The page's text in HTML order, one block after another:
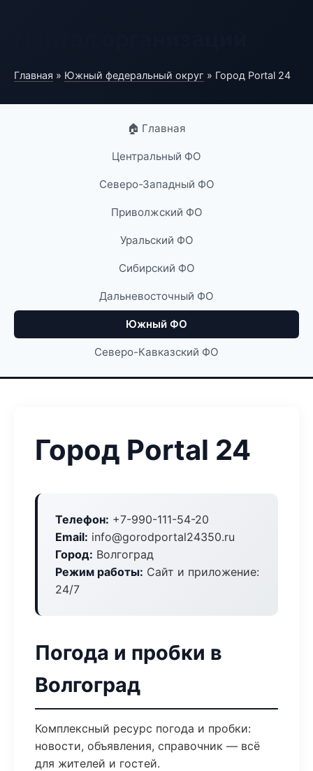
Главная » Южный федеральный округ » Город Portal 24
🏠 Главная
Центральный ФО
Северо-Западный ФО
Приволжский ФО
Уральский ФО
Сибирский ФО
Дальневосточный ФО
Южный ФО
Северо-Кавказский ФО
Город Portal 24
Телефон: +7-990-111-54-20
Email: info@gorodportal24350.ru
Город: Волгоград
Режим работы: Сайт и приложение:
24/7
Погода и пробки в
Волгоград
Комплексный ресурс погода и пробки:
новости, объявления, справочник — всё
для жителей и гостей.